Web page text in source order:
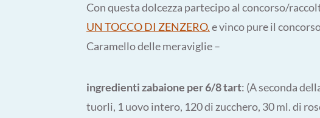
Con questa dolcezza partecipo al concorso/
UN TOCCO DI ZENZERO.e vinco pure il
Caramello delle meraviglie –
ingredienti zabaione per 6/8 tart: (A seconda
tuorli, 1 uovo intero, 120 di zucchero, 30 ml. di